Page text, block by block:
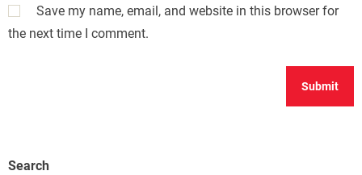
Save my name, email, and website in this browser for
the next time I comment.
Search